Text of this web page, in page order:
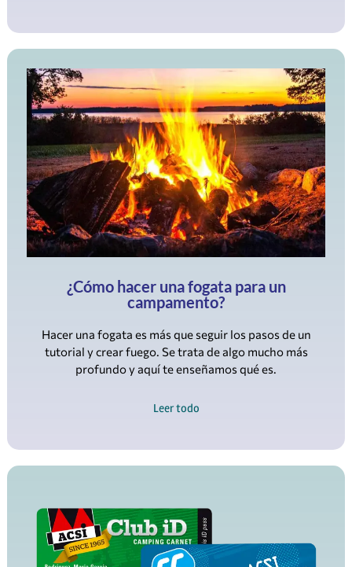
¿Cómo hacer una fogata para un
campamento?
Hacer una fogata es más que seguir los pasos de un
tutorial y crear fuego. Se trata de algo mucho más
profundo y aquí te enseñamos qué es.
Leer todo